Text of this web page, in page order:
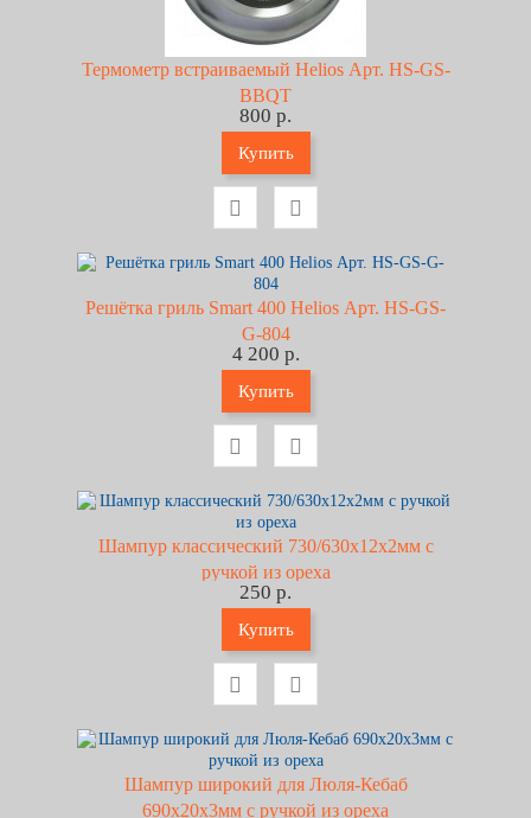
Термометр встраиваемый Helios Арт. HS-GS-
BBQT
800 р.
Купить
Решётка гриль Smart 400 Helios Арт. HS-GS-
G-804
4 200 р.
Купить
Шампур классический 730/630х12х2мм с
ручкой из ореха
250 р.
Купить
Шампур широкий для Люля-Кебаб
690х20х3мм с ручкой из ореха